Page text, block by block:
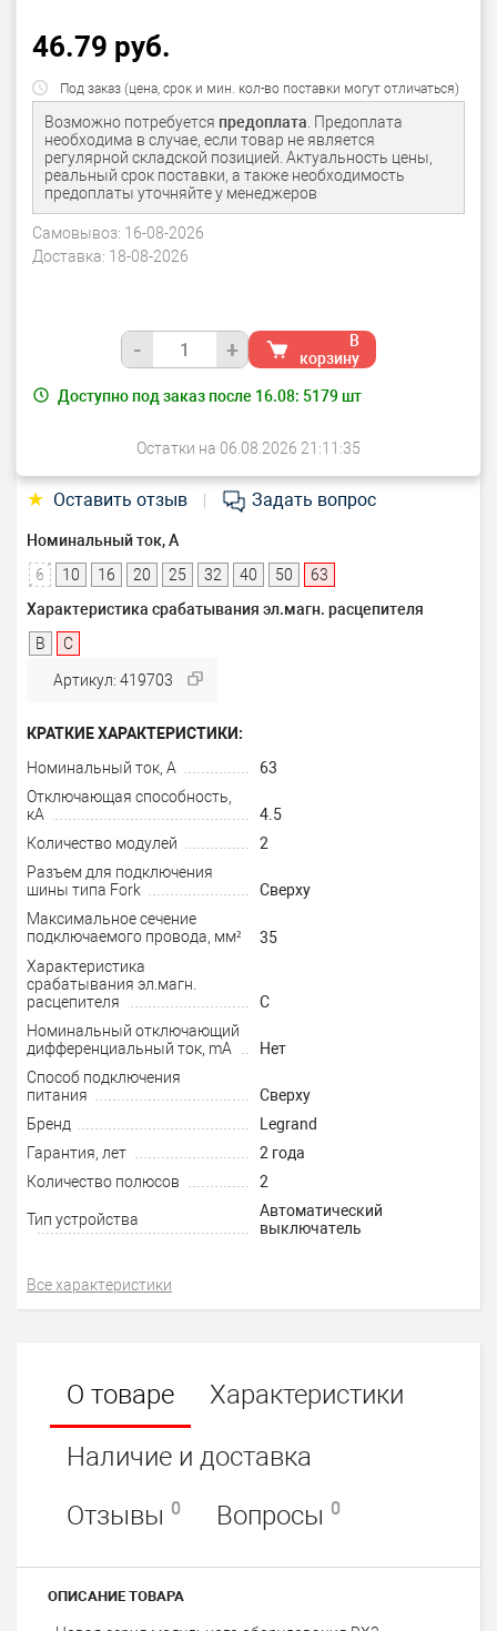
46.79 руб.
Под заказ (цена, срок и мин. кол-во поставки могут отличаться)
Возможно потребуется предоплата. Предоплата
необходима в случае, если товар не является
регулярной складской позицией. Актуальность цены,
реальный срок поставки, а также необходимость
предоплаты уточняйте у менеджеров
Самовывоз: 16-08-2026
Доставка: 18-08-2026
- +
В
корзину
Доступно под заказ после 16.08: 5179шт
Остатки на 06.08.2026 21:11:35
★ Оставить отзыв Задать вопрос
Номинальный ток, А
6
10 16 20 25 32 40 50
63
Характеристика срабатывания эл.магн. расцепителя
B
C
Артикул: 419703
КРАТКИЕ ХАРАКТЕРИСТИКИ:
Номинальный ток, А
63
Отключающая способность,
кА
4.5
Количество модулей
2
Разъем для подключения
шины типа Fork
Сверху
Максимальное сечение
подключаемого провода, мм²
35
Характеристика
срабатывания эл.магн.
расцепителя
C
Номинальный отключающий
дифференциальный ток, mA
Нет
Способ подключения
питания
Сверху
Бренд
Legrand
Гарантия, лет
2 года
Количество полюсов
2
Тип устройства
Автоматический
выключатель
Все характеристики
О товаре
Характеристики
Наличие и доставка
Отзывы 0 Вопросы 0
ОПИСАНИЕ ТОВАРА